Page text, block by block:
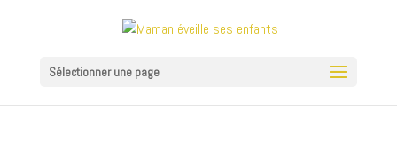
Sélectionner une page